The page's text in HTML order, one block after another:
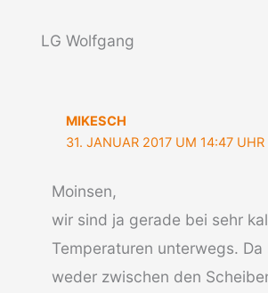
LG Wolfgang
MIKESCH
31. JANUAR 2017 UM 14:47 UHR
Moinsen,
wir sind ja gerade bei sehr
Temperaturen unterwegs.
weder zwischen den